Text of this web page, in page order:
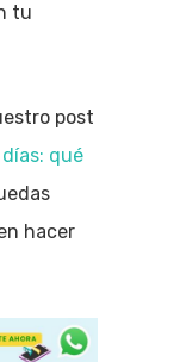
tu
post
qué
hacer